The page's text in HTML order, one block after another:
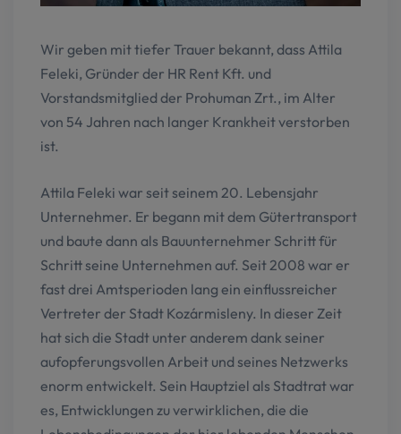
Wir geben mit tiefer Trauer bekannt, dass Attila
Feleki, Gründer der HR Rent Kft. und
Vorstandsmitglied der Prohuman Zrt., im Alter
von 54 Jahren nach langer Krankheit verstorben
ist.
Attila Feleki war seit seinem 20. Lebensjahr
Unternehmer. Er begann mit dem Gütertransport
und baute dann als Bauunternehmer Schritt für
Schritt seine Unternehmen auf. Seit 2008 war er
fast drei Amtsperioden lang ein einflussreicher
Vertreter der Stadt Kozármisleny. In dieser Zeit
hat sich die Stadt unter anderem dank seiner
aufopferungsvollen Arbeit und seines Netzwerks
enorm entwickelt. Sein Hauptziel als Stadtrat war
es, Entwicklungen zu verwirklichen, die die